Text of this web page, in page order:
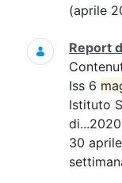
(aprile
Report
Iss 6
Istituto
30